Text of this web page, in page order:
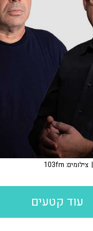
| צילומים: 103fm
עוד קטעים